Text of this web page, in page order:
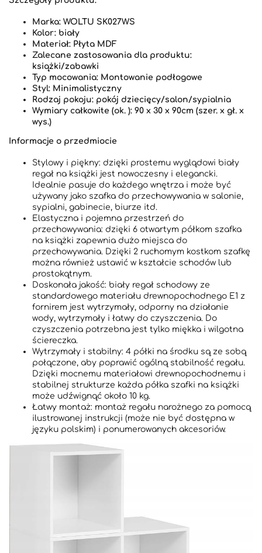
Marka: WOLTU SK027WS
Kolor: biały
Materiał: Płyta MDF
Zalecane zastosowania dla produktu:
książki/zabawki
Typ mocowania: Montowanie podłogowe
Styl: Minimalistyczny
Rodzaj pokoju: pokój dziecięcy/salon/sypialnia
Wymiary całkowite (ok. ): 90 x 30 x 90cm (szer. x gł. x
wys.)
Informacje o przedmiocie
Stylowy i piękny: dzięki prostemu wyglądowi biały
regał na książki jest nowoczesny i elegancki.
Idealnie pasuje do każdego wnętrza i może być
używany jako szafka do przechowywania w salonie,
sypialni, gabinecie, biurze itd.
Elastyczna i pojemna przestrzeń do
przechowywania: dzięki 6 otwartym półkom szafka
na książki zapewnia dużo miejsca do
przechowywania. Dzięki 2 ruchomym kostkom szafkę
można również ustawić w kształcie schodów lub
prostokątnym.
Doskonała jakość: biały regał schodowy ze
standardowego materiału drewnopochodnego E1 z
fornirem jest wytrzymały, odporny na działanie
wody, wytrzymały i łatwy do czyszczenia. Do
czyszczenia potrzebna jest tylko miękka i wilgotna
ściereczka.
Wytrzymały i stabilny: 4 półki na środku są ze sobą
połączone, aby poprawić ogólną stabilność regału.
Dzięki mocnemu materiałowi drewnopochodnemu i
stabilnej strukturze każda półka szafki na książki
może udźwignąć około 10 kg.
Łatwy montaż: montaż regału narożnego za pomocą
ilustrowanej instrukcji (może nie być dostępna w
języku polskim) i ponumerowanych akcesoriów.